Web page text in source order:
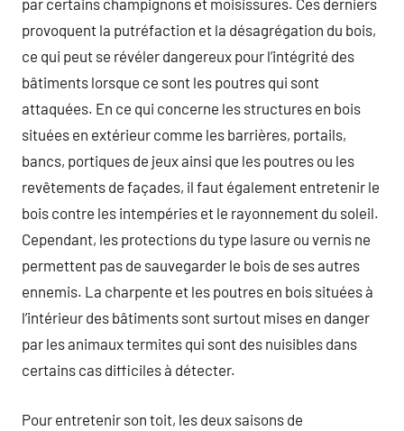
par certains champignons et moisissures. Ces derniers
provoquent la putréfaction et la désagrégation du bois,
ce qui peut se révéler dangereux pour l’intégrité des
bâtiments lorsque ce sont les poutres qui sont
attaquées. En ce qui concerne les structures en bois
situées en extérieur comme les barrières, portails,
bancs, portiques de jeux ainsi que les poutres ou les
revêtements de façades, il faut également entretenir le
bois contre les intempéries et le rayonnement du soleil.
Cependant, les protections du type lasure ou vernis ne
permettent pas de sauvegarder le bois de ses autres
ennemis. La charpente et les poutres en bois situées à
l’intérieur des bâtiments sont surtout mises en danger
par les animaux termites qui sont des nuisibles dans
certains cas difficiles à détecter.
Pour entretenir son toit, les deux saisons de